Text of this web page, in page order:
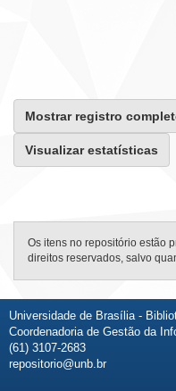
Mostrar registro
Visualizar estatísticas
Os itens no repositório estão
direitos reservados, salvo
Universidade de Brasília -
Coordenadoria de Gestão da
(61) 3107-2683
repositorio@unb.br